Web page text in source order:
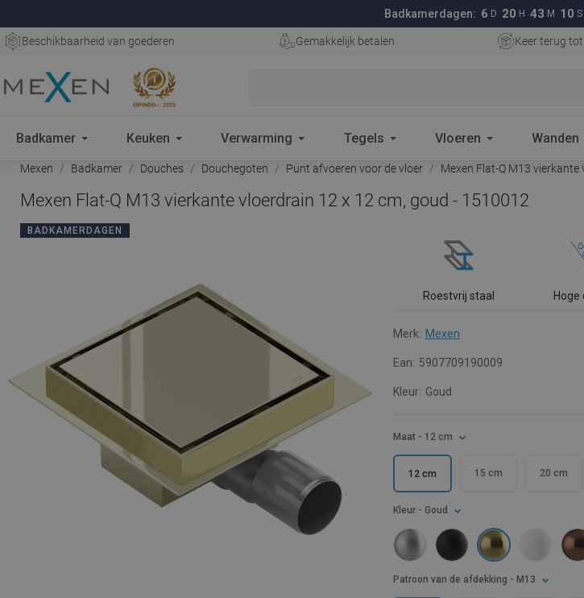
Badkamerdagen: 6 D 20 H 43 M 09 S
Beschikbaarheid van goederen Gemakkelijk betalen Keer terug
Badkamer Keuken Verwarming Tegels Vloeren Wanden
Mexen Badkamer Douches Douchegoten Punt afvoeren voor de vloer Mexen Flat-Q M13
Mexen Flat-Q M13 vierkante vloerdrain 12 x 12 cm, goud - 1510012
BADKAMERDAGEN
Roestvrij staal Hoge
Merk: Mexen
Ean: 5907709190009
Kleur: Goud
Maat - 12 cm
12 cm 15 cm 20 cm
Kleur - Goud
Patroon van de afdekking - M13